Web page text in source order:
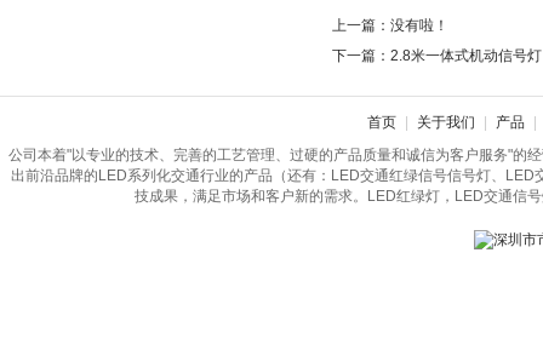
上一篇：没有啦！
下一篇： 2.8米一体式机动信号灯
首页 关于我们 产品
公司本着"以专业的技术、完善的工艺管理、过硬的产品质量和诚信为客户服务"的
出前沿品牌的LED系列化交通行业的产品（还有：LED交通红绿信号信号灯、
技成果，满足市场和客户新的需求。LED红绿灯，LED交通信